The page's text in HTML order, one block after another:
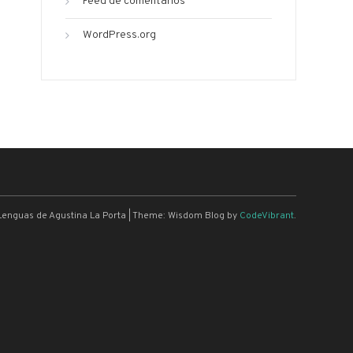
WordPress.org
de Agustina La Porta Theme: Wisdom Blog by CodeVibrant.